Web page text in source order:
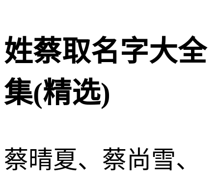
姓蔡取名字大全
集(精选)
蔡晴夏、蔡尚雪、